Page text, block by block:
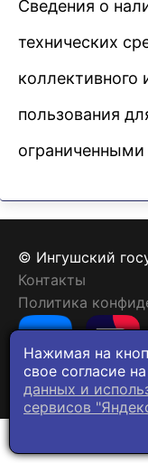
Сведения о
технических
коллективного
пользования
© Ингушский
Контакты
Политика
Нажимая на
свое согласие на
данных и
сервисов